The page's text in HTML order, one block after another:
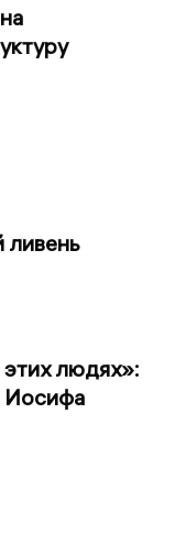
людях»:
Иосифа